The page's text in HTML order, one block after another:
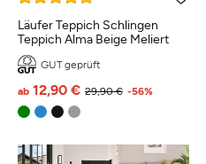
Läufer Teppich Schlingen
Teppich Alma Beige Meliert
GUT geprüft
29,90 €
ab 12,90 € -56%